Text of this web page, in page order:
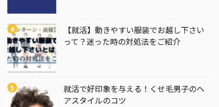
【就活】動きやすい服装でお越し下さい
って？迷った時の対処法をご紹介
就活で好印象を与える！くせ毛男子のヘ
アスタイルのコツ